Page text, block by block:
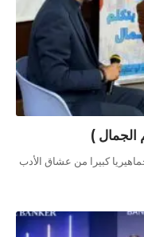
من عشاق الأدب